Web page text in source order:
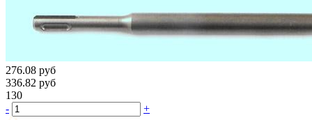
276.08 руб
336.82 руб
130
-
+